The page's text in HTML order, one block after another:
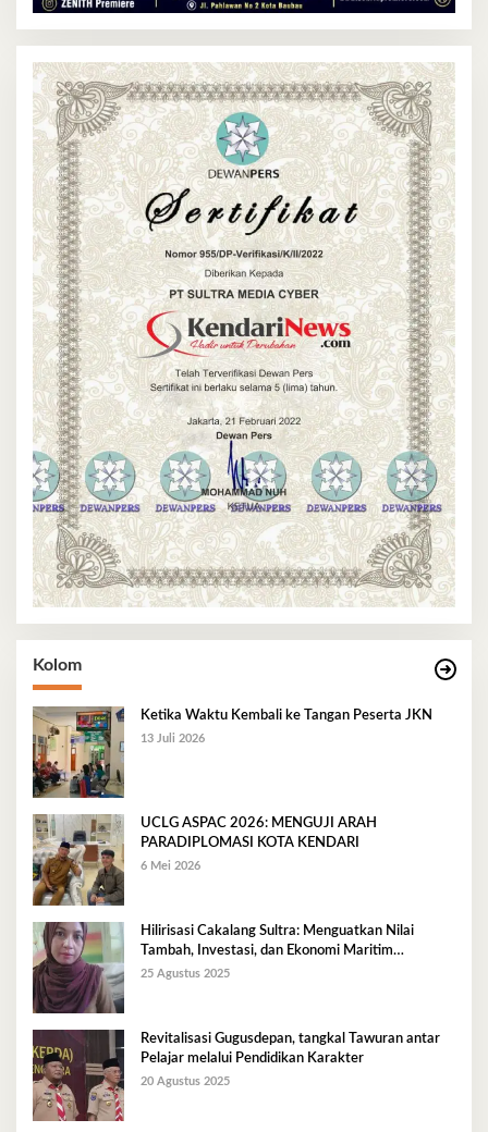
Kolom
Ketika Waktu Kembali ke Tangan Peserta JKN
13 Juli 2026
UCLG ASPAC 2026: MENGUJI ARAH
PARADIPLOMASI KOTA KENDARI
6 Mei 2026
Hilirisasi Cakalang Sultra: Menguatkan Nilai
Tambah, Investasi, dan Ekonomi Maritim
Berkelanjutan
25 Agustus 2025
Revitalisasi Gugusdepan, tangkal Tawuran antar
Pelajar melalui Pendidikan Karakter
20 Agustus 2025